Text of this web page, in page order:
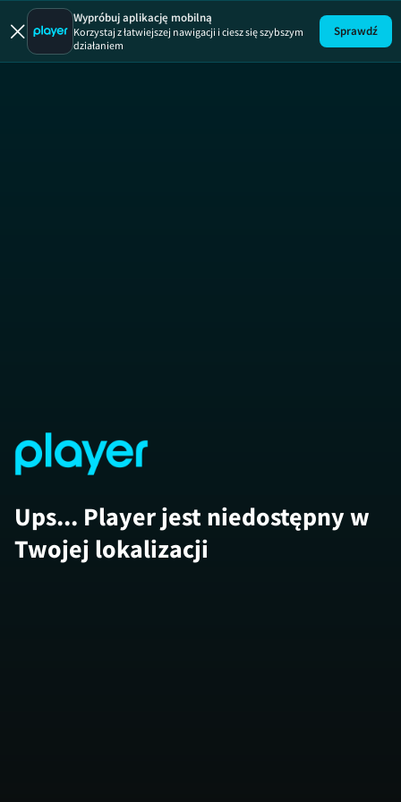
Wypróbuj aplikację mobilną
Korzystaj z łatwiejszej nawigacji i ciesz się szybszym
działaniem
Sprawdź
Ups... Player jest niedostępny w
Twojej lokalizacji